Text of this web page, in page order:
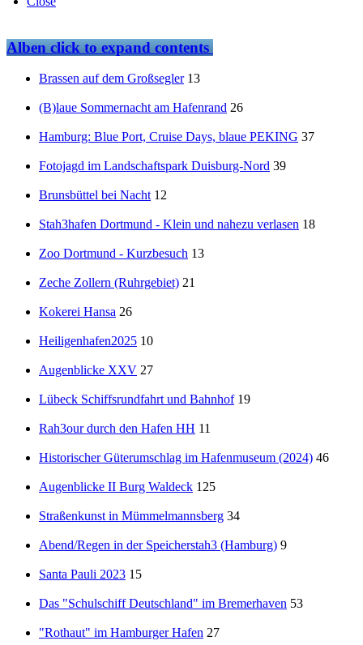
Albenclick to expand contents
Brassen auf dem Großsegler 13
(B)laue Sommernacht am Hafenrand 26
Hamburg: Blue Port, Cruise Days, blaue PEKING 37
Fotojagd im Landschaftspark Duisburg-Nord 39
Brunsbüttel bei Nacht 12
Stah3hafen Dortmund - Klein und nahezu verlasen 18
Zoo Dortmund - Kurzbesuch 13
Zeche Zollern (Ruhrgebiet) 21
Kokerei Hansa 26
Heiligenhafen2025 10
Augenblicke XXV 27
Lübeck Schiffsrundfahrt und Bahnhof 19
Rah3our durch den Hafen HH 11
Historischer Güterumschlag im Hafenmuseum (2024) 46
Augenblicke II Burg Waldeck 125
Straßenkunst in Mümmelmannsberg 34
Abend/Regen in der Speicherstah3 (Hamburg) 9
Santa Pauli 2023 15
Das "Schulschiff Deutschland" im Bremerhaven 53
"Rothaut" im Hamburger Hafen 27